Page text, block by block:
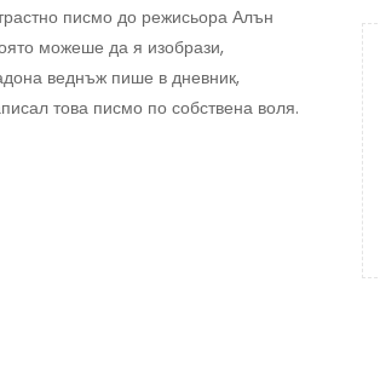
писмо до режисьора Алън
можеше да я изобрази,
веднъж пише в дневник,
това писмо по собствена воля.